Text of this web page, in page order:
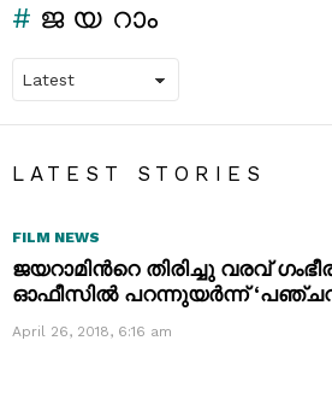
ജയറാം
LATEST STORIES
FILM NEWS
ജയറാമിന്‍റെ തിരിച്ചു വരവ്
ഓഫീസില്‍ പറന്നുയര്‍ന്ന്‍
April 26, 2018, 6:16 am